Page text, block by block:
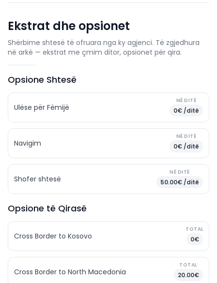
Ekstrat dhe opsionet
Shërbime shtesë të ofruara nga ky agjenci. Të zgjedhura
në arkë — ekstrat me çmim ditor, opsionet për qira.
Opsione Shtesë
Ulëse për Fëmijë
NË DITË
0€ /ditë
Navigim
NË DITË
0€ /ditë
Shofer shtesë
NË DITË
50.00€ /ditë
Opsione të Qirasë
Cross Border to Kosovo
TOTAL
0€
Cross Border to North Macedonia
TOTAL
20.00€